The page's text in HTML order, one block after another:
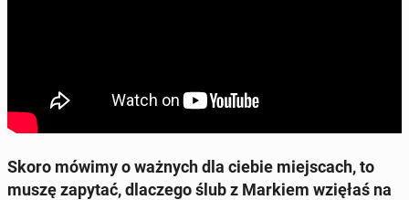
Skoro mówimy o ważnych dla ciebie miej­scach, to
muszę zapytać, dla­cze­go ślub z Markiem wzięłaś na